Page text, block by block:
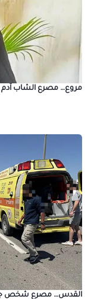
مروع… مصرع الشاب آدم
القدس… مصرع شخص